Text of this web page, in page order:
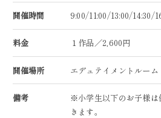
開催時間 9:00/11:00/13:00/14:30/
料金 １作品／2,600円
開催場所 エデュテイメントルーム
備考
※小学生以下のお子様は
きます。